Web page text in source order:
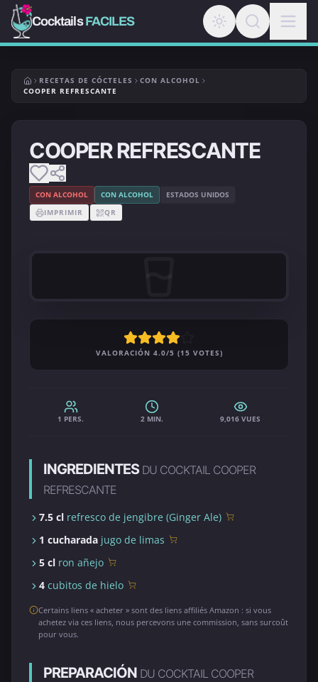
CocktailsFACILES
RECETAS DE CÓCTELES
CON ALCOHOL
COOPER REFRESCANTE
COOPER REFRESCANTE
CON ALCOHOL CON ALCOHOL
ESTADOS UNIDOS
IMPRIMIR
QR
VALORACIÓN 4.0/5 (15 VOTES)
1 PERS. 2 MIN. 9,016 VUES
INGREDIENTES DU COCKTAIL COOPER
REFRESCANTE
7.5 cl refresco de jengibre (Ginger Ale)
1 cucharada jugo de limas
5 cl ron añejo
4 cubitos de hielo
Certains liens « acheter » sont des liens affiliés Amazon : si vous
achetez via ces liens, nous percevons une commission, sans surcoût
pour vous.
PREPARACIÓN DU COCKTAIL COOPER